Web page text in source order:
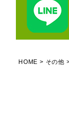
HOME その他